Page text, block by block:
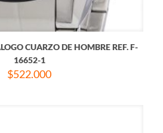
CUARZO DE HOMBRE REF. F-
16652-1
$522.000